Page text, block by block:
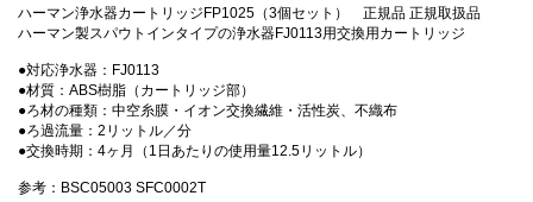
ハーマン浄水器カートリッジFP1025（3個セット） 正規品 正規取扱品
ハーマン製スパウトインタイプの浄水器FJ0113用交換用カートリッジ
●対応浄水器：FJ0113
●材質：ABS樹脂（カートリッジ部）
●ろ材の種類：中空糸膜・イオン交換繊維・活性炭、不織布
●ろ過流量：2リットル／分
●交換時期：4ヶ月（1日あたりの使用量12.5リットル）
参考：BSC05003 SFC0002T